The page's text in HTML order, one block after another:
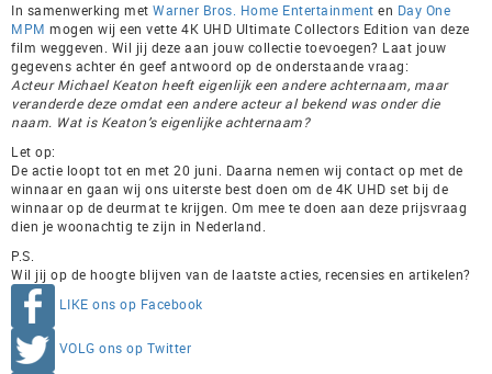
In samenwerking met Warner Bros. Home Entertainment en Day One
MPM mogen wij een vette 4K UHD Ultimate Collectors Edition van deze
film weggeven. Wil jij deze aan jouw collectie toevoegen? Laat jouw
gegevens achter én geef antwoord op de onderstaande vraag:
Acteur Michael Keaton heeft eigenlijk een andere achternaam, maar
veranderde deze omdat een andere acteur al bekend was onder die
naam. Wat is Keaton’s eigenlijke achternaam?
Let op:
De actie loopt tot en met 20 juni. Daarna nemen wij contact op met de
winnaar en gaan wij ons uiterste best doen om de 4K UHD set bij de
winnaar op de deurmat te krijgen. Om mee te doen aan deze prijsvraag
dien je woonachtig te zijn in Nederland.
P.S.
Wil jij op de hoogte blijven van de laatste acties, recensies en artikelen?
LIKE ons op Facebook
VOLG ons op Twitter